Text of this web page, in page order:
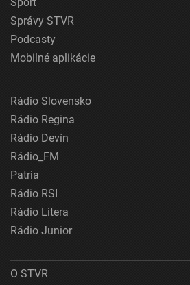
Správy STVR
Podcasty
Mobilné aplikácie
Rádio Slovensko
Rádio Regina
Rádio Devín
Rádio_FM
Patria
Rádio RSI
Rádio Litera
Rádio Junior
O STVR